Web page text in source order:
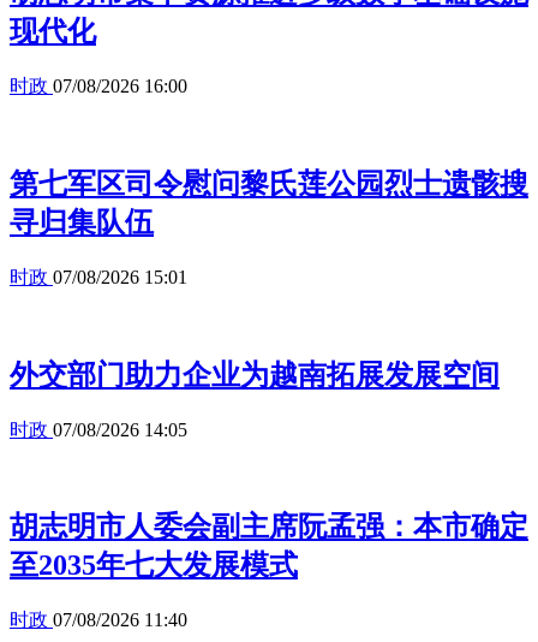
现代化
时政 07/08/2026 16:00
第七军区司令慰问黎氏莲公园烈士遗骸搜
寻归集队伍
时政 07/08/2026 15:01
外交部门助力企业为越南拓展发展空间
时政 07/08/2026 14:05
胡志明市人委会副主席阮孟强：本市确定
至2035年七大发展模式
时政 07/08/2026 11:40